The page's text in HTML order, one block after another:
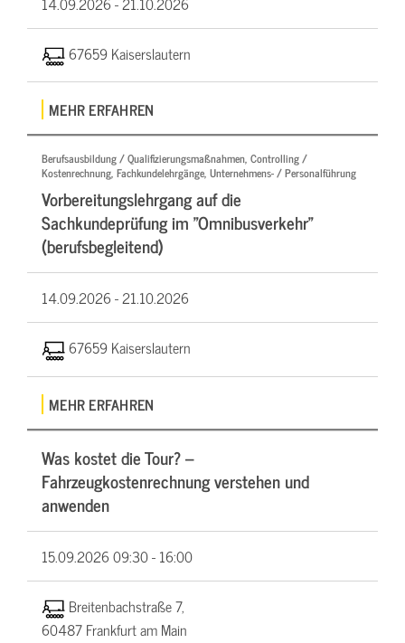
67659 Kaiserslautern
MEHR ERFAHREN
Berufsausbildung / Qualifizierungsmaßnahmen, Controlling /
Kostenrechnung, Fachkundelehrgänge, Unternehmens- / Personalführung
Vorbereitungslehrgang auf die
Sachkundeprüfung im "Omnibusverkehr"
(berufsbegleitend)
14.09.2026 -21.10.2026
67659 Kaiserslautern
MEHR ERFAHREN
Was kostet die Tour? –
Fahrzeugkostenrechnung verstehen und
anwenden
15.09.202609:30 - 16:00
Breitenbachstraße 7,
60487 Frankfurt am Main